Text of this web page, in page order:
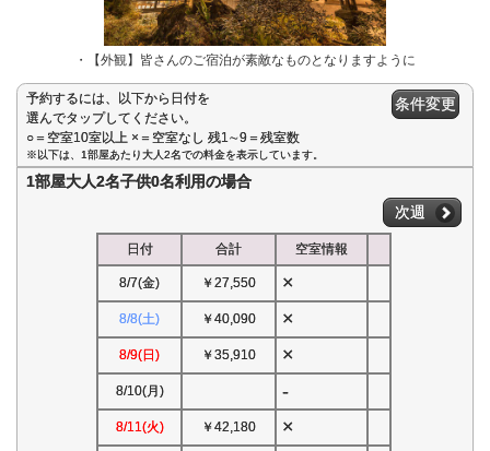
・【外観】皆さんのご宿泊が素敵なものとなりますように
予約するには、以下から日付を
選んでタップしてください。
○＝空室10室以上 ×＝空室なし 残1∼9＝残室数
条件変更
※以下は、1部屋あたり大人2名での料金を表示しています。
1部屋大人2名子供0名利用の場合
次週
日付 合計 空室情報
8/7(金) ￥27,550 ×
8/8(土) ￥40,090 ×
8/9(日) ￥35,910 ×
8/10(月) -
8/11(火) ￥42,180 ×